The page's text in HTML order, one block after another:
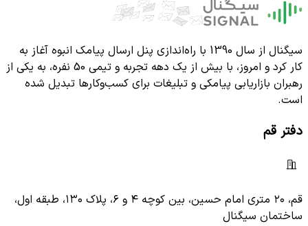
سیگنال از سال 1390 با راه‌اندازی پنل ارسال پیامک انبوه آغاز به
کار کرد و امروز، با بیش از یک دهه تجربه و تیمی 50 نفره، به یکی از
رهبران بازاریابی پیامکی و تبلیغات برای کسب‌وکارها تبدیل شده
است.
دفتر قم
قم، ۲۰ متری امام حسین، بین کوچه ۴ و ۶، پلاک ۱۳۰، طبقه اول،
ساختمان سیگنال